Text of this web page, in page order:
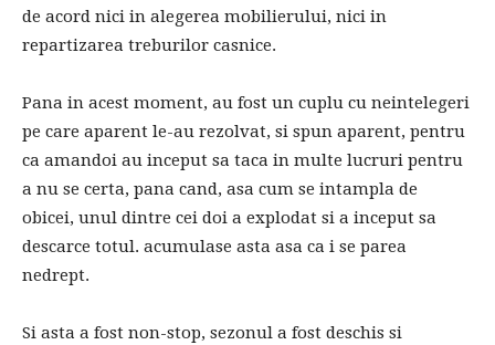
de acord nici in alegerea mobilierului, nici in
repartizarea treburilor casnice.
Pana in acest moment, au fost un cuplu cu neintelegeri
pe care aparent le-au rezolvat, si spun aparent, pentru
ca amandoi au inceput sa taca in multe lucruri pentru
a nu se certa, pana cand, asa cum se intampla de
obicei, unul dintre cei doi a explodat si a inceput sa
descarce totul. acumulase asta asa ca i se parea
nedrept.
Si asta a fost non-stop, sezonul a fost deschis si